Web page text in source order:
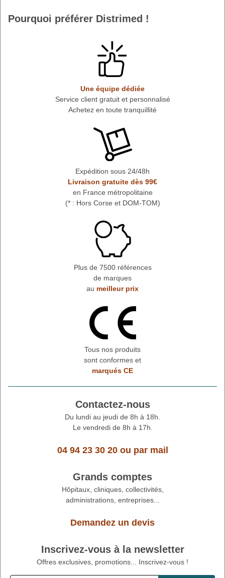
Pourquoi préférer Distrimed !
Une équipe dédiée
Service client gratuit et personnalisé
Achetez en toute tranquillité
Expédition sous 24/48h
Livraison gratuite dès 99€
en France métropolitaine
(* : Hors Corse et DOM-TOM)
Plus de 7500 références
de marques
au meilleur prix
Tous nos produits
sont conformes et
marqués CE
Contactez-nous
Du lundi au jeudi de 8h à 18h.
Le vendredi de 8h à 17h.
04 94 23 30 20ou par mail
Grands comptes
Hôpitaux, cliniques, collectivités,
administrations, entreprises...
Demandez un devis
Inscrivez-vous à la newsletter
Offres exclusives, promotions... Inscrivez-vous !